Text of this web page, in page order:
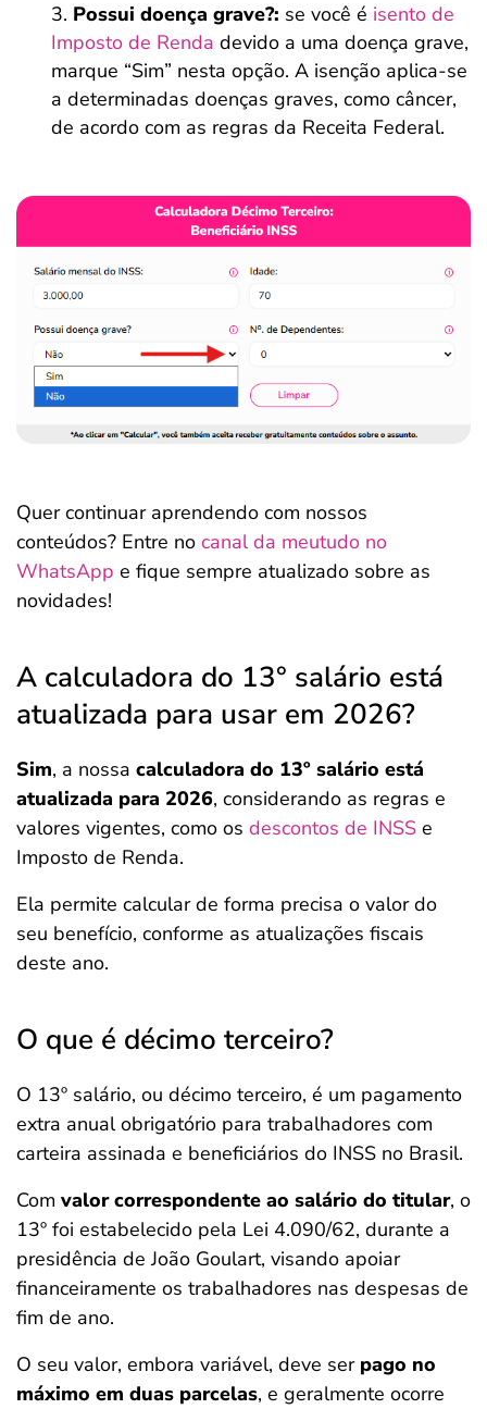
Possui doença grave?: se você é isento de
Imposto de Renda devido a uma doença grave,
marque “Sim” nesta opção. A isenção aplica-se
a determinadas doenças graves, como câncer,
de acordo com as regras da Receita Federal.
Quer continuar aprendendo com nossos
conteúdos? Entre no canal da meutudo no
WhatsApp e fique sempre atualizado sobre as
novidades!
A calculadora do 13° salário está
atualizada para usar em 2026?
Sim, a nossa calculadora do 13º salário está
atualizada para 2026, considerando as regras e
valores vigentes, como os descontos de INSS e
Imposto de Renda.
Ela permite calcular de forma precisa o valor do
seu benefício, conforme as atualizações fiscais
deste ano.
O que é décimo terceiro?
O 13º salário, ou décimo terceiro, é um pagamento
extra anual obrigatório para trabalhadores com
carteira assinada e beneficiários do INSS no Brasil.
Com valor correspondente ao salário do titular, o
13º foi estabelecido pela Lei 4.090/62, durante a
presidência de João Goulart, visando apoiar
financeiramente os trabalhadores nas despesas de
fim de ano.
O seu valor, embora variável, deve ser pago no
máximo em duas parcelas, e geralmente ocorre